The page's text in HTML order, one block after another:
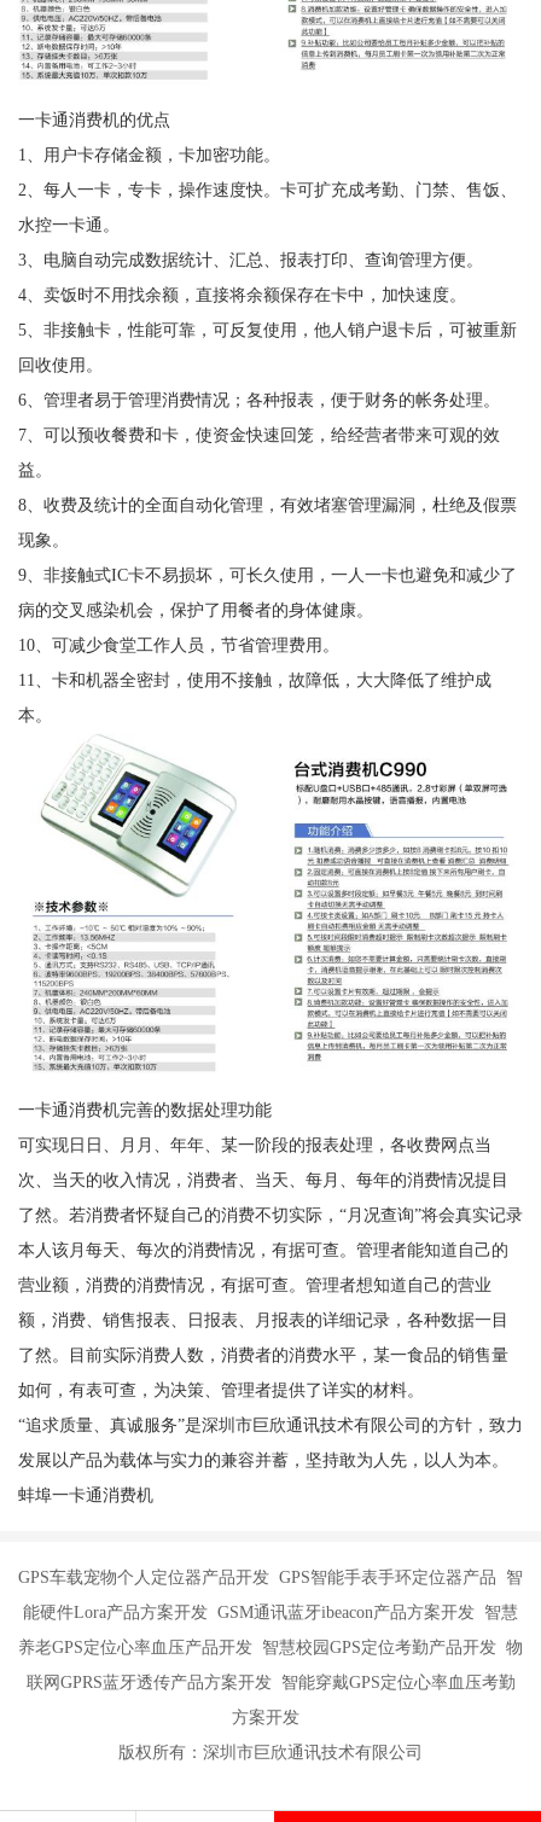
一卡通消费机的优点
1、用户卡存储金额，卡加密功能。
2、每人一卡，专卡，操作速度快。卡可扩充成考勤、门禁、售饭、
水控一卡通。
3、电脑自动完成数据统计、汇总、报表打印、查询管理方便。
4、卖饭时不用找余额，直接将余额保存在卡中，加快速度。
5、非接触卡，性能可靠，可反复使用，他人销户退卡后，可被重新
回收使用。
6、管理者易于管理消费情况；各种报表，便于财务的帐务处理。
7、可以预收餐费和卡，使资金快速回笼，给经营者带来可观的效
益。
8、收费及统计的全面自动化管理，有效堵塞管理漏洞，杜绝及假票
现象。
9、非接触式IC卡不易损坏，可长久使用，一人一卡也避免和减少了
病的交叉感染机会，保护了用餐者的身体健康。
10、可减少食堂工作人员，节省管理费用。
11、卡和机器全密封，使用不接触，故障低，大大降低了维护成
本。
一卡通消费机完善的数据处理功能
可实现日日、月月、年年、某一阶段的报表处理，各收费网点当
次、当天的收入情况，消费者、当天、每月、每年的消费情况提目
了然。若消费者怀疑自己的消费不切实际，“月况查询”将会真实记录
本人该月每天、每次的消费情况，有据可查。管理者能知道自己的
营业额，消费的消费情况，有据可查。管理者想知道自己的营业
额，消费、销售报表、日报表、月报表的详细记录，各种数据一目
了然。目前实际消费人数，消费者的消费水平，某一食品的销售量
如何，有表可查，为决策、管理者提供了详实的材料。
“追求质量、真诚服务”是深圳市巨欣通讯技术有限公司的方针，致力
发展以产品为载体与实力的兼容并蓄，坚持敢为人先，以人为本。
蚌埠一卡通消费机
GPS车载宠物个人定位器产品开发 GPS智能手表手环定位器产品 智
能硬件Lora产品方案开发 GSM通讯蓝牙ibeacon产品方案开发 智慧
养老GPS定位心率血压产品开发 智慧校园GPS定位考勤产品开发 物
联网GPRS蓝牙透传产品方案开发 智能穿戴GPS定位心率血压考勤
方案开发
版权所有：深圳市巨欣通讯技术有限公司